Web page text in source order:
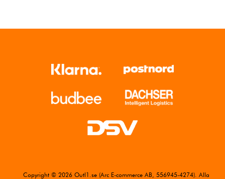
Copyright © 2026 Outl1.se (Arc E-commerce AB, 556945-4274). Alla